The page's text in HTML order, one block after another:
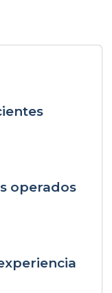
operados